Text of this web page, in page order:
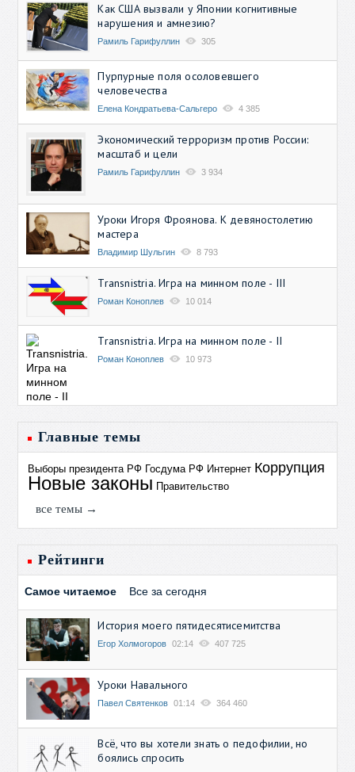
Как США вызвали у Японии когнитивные
нарушения и амнезию?
Рамиль Гарифуллин 305
Пурпурные поля осоловевшего
человечества
Елена Кондратьева-Сальгеро 4 385
Экономический терроризм против России:
масштаб и цели
Рамиль Гарифуллин 3 934
Уроки Игоря Фроянова. К девяностолетию
мастера
Владимир Шульгин 8 793
Transnistria. Игра на минном поле - III
Роман Коноплев 10 014
Transnistria. Игра на минном поле - II
Роман Коноплев 10 973
Главные темы
Выборы президента РФ Госдума РФ Интернет Коррупция
Новые законы Правительство
все темы →
Рейтинги
Самое читаемое Все за сегодня
История моего пятидесятисемитства
Егор Холмогоров 02:14 407 725
Уроки Навального
Павел Святенков 01:14 364 460
Всё, что вы хотели знать о педофилии, но
боялись спросить